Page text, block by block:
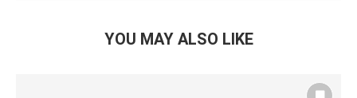
YOU MAY ALSO LIKE